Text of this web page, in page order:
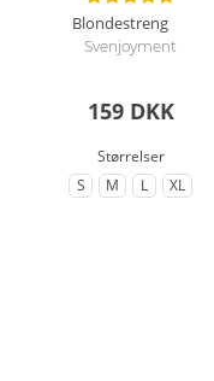
Blondestreng
Svenjoyment
159 DKK
Størrelser
til Størrelse
S til Størrelse
M til Størrelse
L til
XL